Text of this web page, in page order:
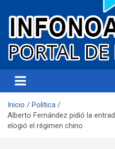
Infonoa Salta
Inicio
Política
Alberto Fernández pidió la
elogió el régimen chino